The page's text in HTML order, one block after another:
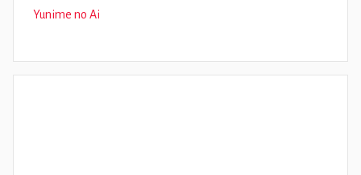
Yunime no Ai